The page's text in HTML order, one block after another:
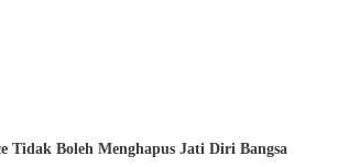
Tidak Boleh Menghapus Jati Diri Bangsa